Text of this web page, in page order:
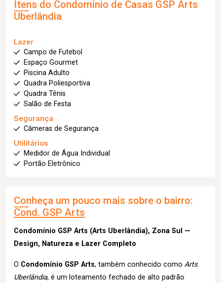
Itens do Condomínio de Casas GSP Arts
Uberlândia
Lazer
Campo de Futebol
Espaço Gourmet
Piscina Adulto
Quadra Poliesportiva
Quadra Tênis
Salão de Festa
Segurança
Câmeras de Segurança
Utilitários
Medidor de Água Individual
Portão Eletrônico
Conheça um pouco mais sobre o bairro:
Cond. GSP Arts
Condomínio GSP Arts (Arts Uberlândia), Zona Sul —
Design, Natureza e Lazer Completo
O Condomínio GSP Arts, também conhecido como Arts
Uberlândia, é um loteamento fechado de alto padrão